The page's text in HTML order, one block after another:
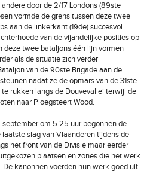
door de 2/17 Londons (89ste
vormde de grens tussen deze twee
aan de linkerkant (19de) succesvol
van de vijandelijke posities op
deze twee bataljons één lijn vormen
als de situatie zich verder
van de 90ste Brigade aan de
nadat ze de opmars van de 31ste
rukken langs de Douvevallei terwijl de
naar Ploegsteert Wood.
om 5.25 uur begonnen de
slag van Vlaanderen tijdens de
het front van de Divisie maar eerder
plaatsen en zones die het werk
kanonnen voerden hun werk goed uit.